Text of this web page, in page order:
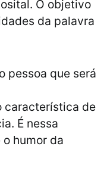
O objetivo
da palavra
pessoa que será
característica de
É nessa
humor da